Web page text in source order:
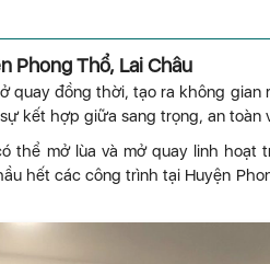
Phong Thổ, Lai Châu
đồng thời, tạo ra không gian
kết hợp giữa sang trọng, an toàn
mở lùa và mở quay linh hoạt
hết các công trình tại Huyện